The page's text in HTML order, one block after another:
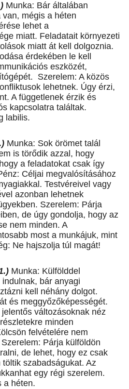
Munka: Bár általában
mégis a héten
lehet a
miatt. Feladatait környezeti
miatt át kell dolgoznia.
érdekében le kell
eszközét,
Szerelem: A közös
lehetnek. Úgy érzi,
A függetlenek érzik és
kapcsolatra találtak.
labilis.
Munka: Sok örömet talál
is törődik azzal, hogy
a feladatokat csak így
Céljai megvalósításához
Testvéreivel vagy
azonban lehetnek
Szerelem: Párja
de úgy gondolja, hogy az
nem minden. A
most a munkájuk, mint
Ne hajszolja túl magát!
Munka: Külfölddel
bár anyagi
kell néhány dolgot.
és meggyőzőképességét.
változásoknak néz
minden
felvételére nem
Párja külföldön
de lehet, hogy ez csak
szabadságukat. Az
egy régi szerelem.
a héten.